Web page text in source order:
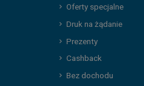
Oferty specjalne
Druk na żądanie
Prezenty
Cashback
Bez dochodu